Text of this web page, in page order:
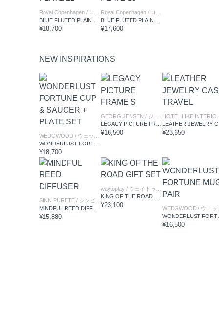
Royal Copenhagen / ロイヤル コペンハーゲン
¥18,700
Royal Copenhagen / ロイヤル コペンハーゲン
¥17,600
NEW INSPIRATIONS
WEDGWOOD / ウェッジウッド
¥18,700
GEORG JENSEN / ジョージジェンセン
¥16,500 ¥23,650
SINN PURETE / シンピュルテ
¥15,880
waytoplay / ウェイトゥプレイ
¥23,100 WEDGWOOD / ウェッジウッド
¥16,500